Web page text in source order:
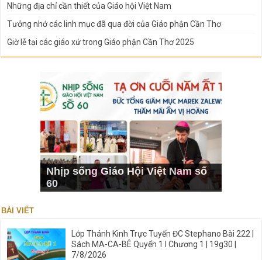
Những địa chỉ cần thiết của Giáo hội Việt Nam
Tưởng nhớ các linh mục đã qua đời của Giáo phận Cần Thơ
Giờ lễ tại các giáo xứ trong Giáo phận Cần Thơ 2025
Nhịp sống Giáo Hội Việt Nam số
60
BÀI VIẾT
Lớp Thánh Kinh Trực Tuyến ĐC Stephano Bài 222 |
Sách MA-CA-BÊ Quyển 1 I Chương 1 | 19g30 |
7/8/2026